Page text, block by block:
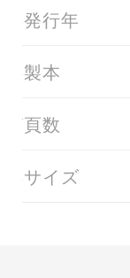
05発行年
06製本
07頁数
08サイズ